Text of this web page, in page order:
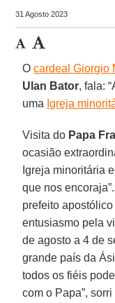
31 Agosto 2023
Ocardeal Giorgio
Ulan Bator, fala:
uma Igreja
Visita do Papa
ocasião
Igreja minoritária
que nos
prefeito apostólico
entusiasmo pela
de agosto a 4 de
grande país da
todos os fiéis
com o Papa”,